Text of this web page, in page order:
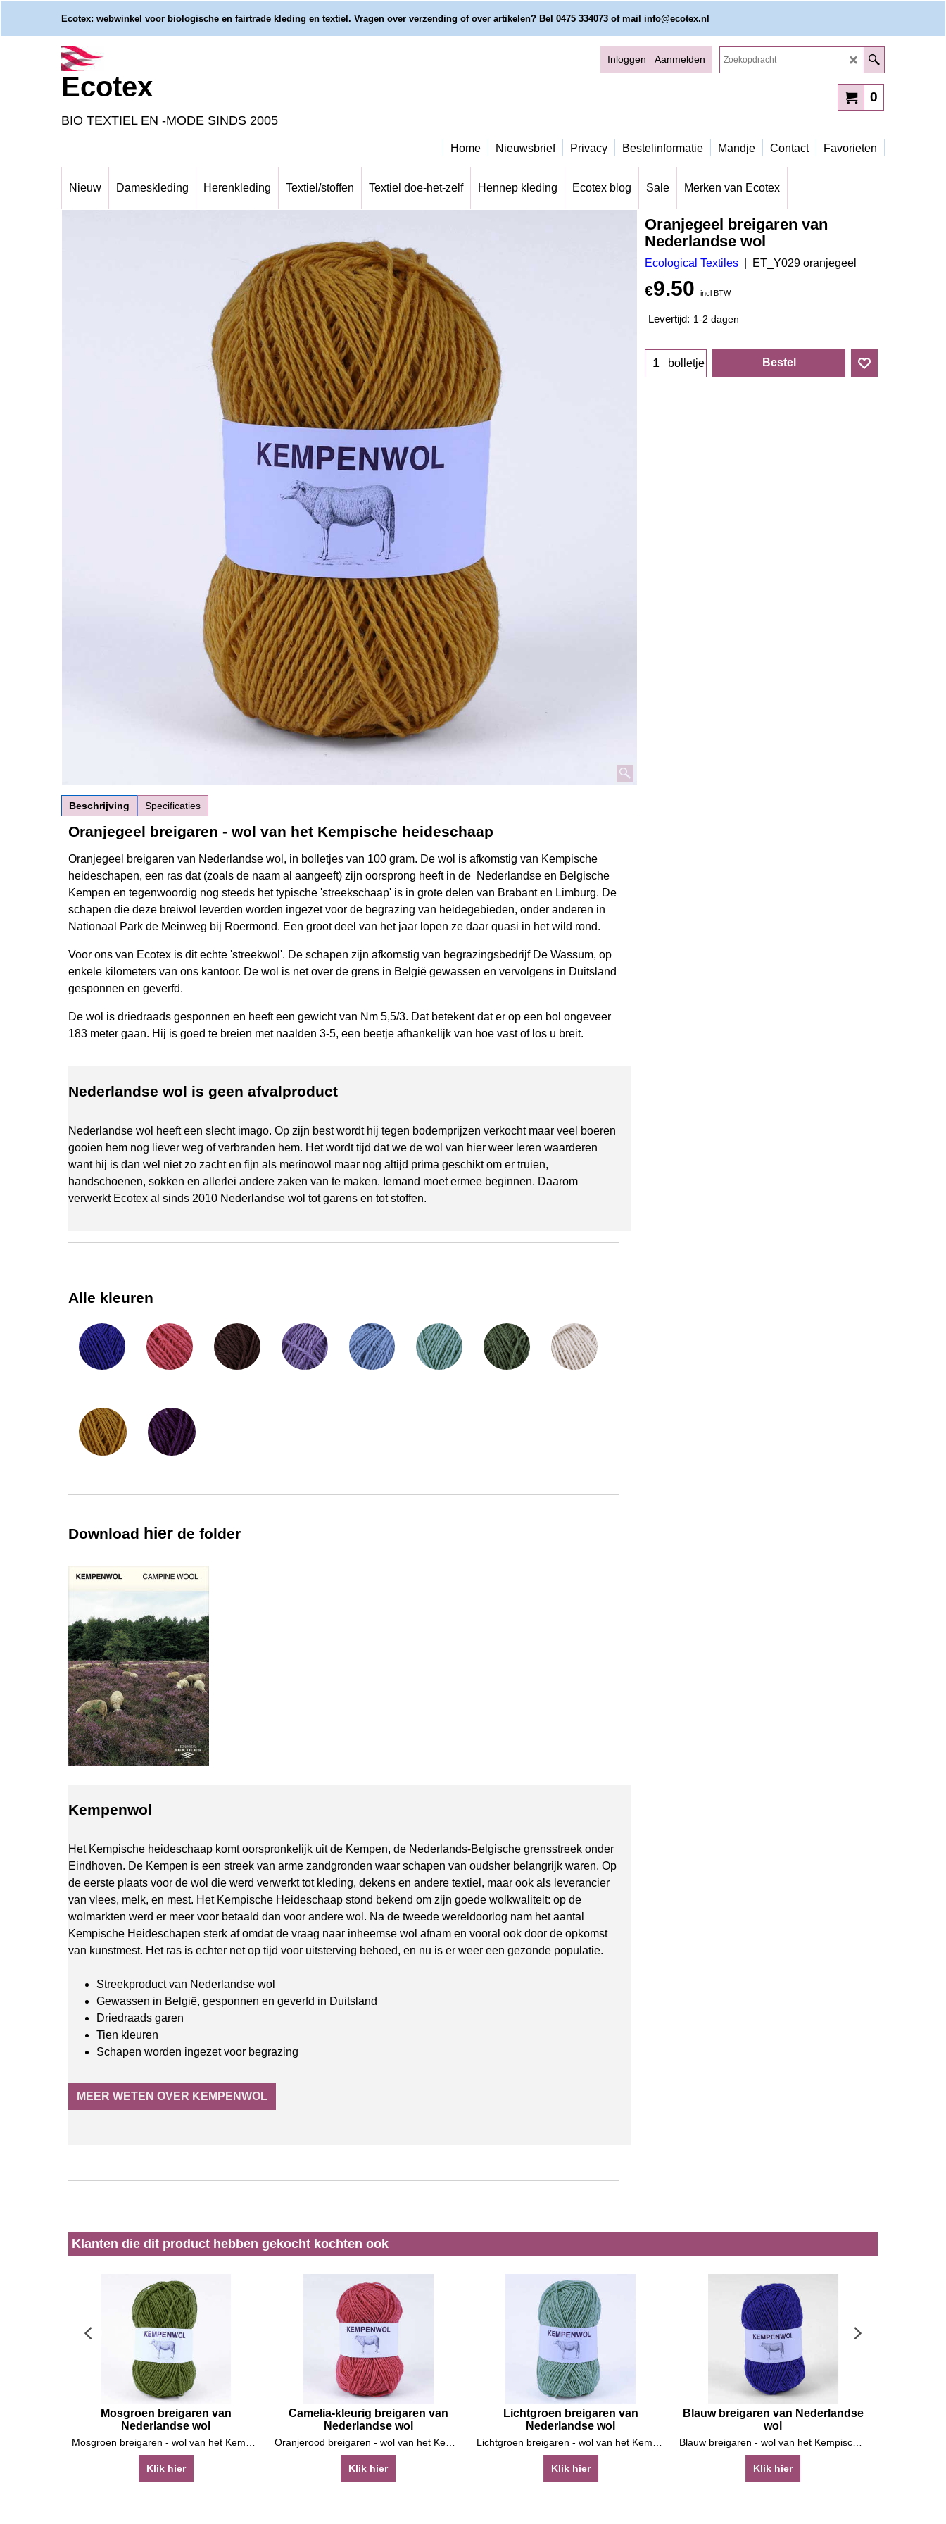
Ecotex: webwinkel voor biologische en fairtrade kleding en textiel. Vragen over verzending of over artikelen? Bel 0475 334073 of mail info@ecotex.nl
Ecotex
BIO TEXTIEL EN -MODE SINDS 2005
Inloggen Aanmelden
0
Home Nieuwsbrief Privacy Bestelinformatie Mandje Contact Favorieten
Nieuw Dameskleding Herenkleding Textiel/stoffen Textiel doe-het-zelf Hennep kleding Ecotex blog Sale Merken van Ecotex
Oranjegeel breigaren van
Nederlandse wol
Ecological Textiles ET_Y029 oranjegeel
€9.50 incl BTW
Levertijd: 1-2 dagen
bolletje Bestel
Beschrijving Specificaties
Oranjegeel breigaren - wol van het Kempische heideschaap
Oranjegeel breigaren van Nederlandse wol, in bolletjes van 100 gram. De wol is afkomstig van Kempische
heideschapen, een ras dat (zoals de naam al aangeeft) zijn oorsprong heeft in de Nederlandse en Belgische
Kempen en tegenwoordig nog steeds het typische 'streekschaap' is in grote delen van Brabant en Limburg. De
schapen die deze breiwol leverden worden ingezet voor de begrazing van heidegebieden, onder anderen in
Nationaal Park de Meinweg bij Roermond. Een groot deel van het jaar lopen ze daar quasi in het wild rond.
Voor ons van Ecotex is dit echte 'streekwol'. De schapen zijn afkomstig van begrazingsbedrijf De Wassum, op
enkele kilometers van ons kantoor. De wol is net over de grens in België gewassen en vervolgens in Duitsland
gesponnen en geverfd.
De wol is driedraads gesponnen en heeft een gewicht van Nm 5,5/3. Dat betekent dat er op een bol ongeveer
183 meter gaan. Hij is goed te breien met naalden 3-5, een beetje afhankelijk van hoe vast of los u breit.
Nederlandse wol is geen afvalproduct
Nederlandse wol heeft een slecht imago. Op zijn best wordt hij tegen bodemprijzen verkocht maar veel boeren
gooien hem nog liever weg of verbranden hem. Het wordt tijd dat we de wol van hier weer leren waarderen
want hij is dan wel niet zo zacht en fijn als merinowol maar nog altijd prima geschikt om er truien,
handschoenen, sokken en allerlei andere zaken van te maken. Iemand moet ermee beginnen. Daarom
verwerkt Ecotex al sinds 2010 Nederlandse wol tot garens en tot stoffen.
Alle kleuren
Download hier de folder
Kempenwol
Het Kempische heideschaap komt oorspronkelijk uit de Kempen, de Nederlands-Belgische grensstreek onder
Eindhoven. De Kempen is een streek van arme zandgronden waar schapen van oudsher belangrijk waren. Op
de eerste plaats voor de wol die werd verwerkt tot kleding, dekens en andere textiel, maar ook als leverancier
van vlees, melk, en mest. Het Kempische Heideschaap stond bekend om zijn goede wolkwaliteit: op de
wolmarkten werd er meer voor betaald dan voor andere wol. Na de tweede wereldoorlog nam het aantal
Kempische Heideschapen sterk af omdat de vraag naar inheemse wol afnam en vooral ook door de opkomst
van kunstmest. Het ras is echter net op tijd voor uitsterving behoed, en nu is er weer een gezonde populatie.
Streekproduct van Nederlandse wol
Gewassen in België, gesponnen en geverfd in Duitsland
Driedraads garen
Tien kleuren
Schapen worden ingezet voor begrazing
MEER WETEN OVER KEMPENWOL
Klanten die dit product hebben gekocht kochten ook
Mosgroen breigaren van
Nederlandse wol
Klik hier
Camelia-kleurig breigaren van
Nederlandse wol
Oranjerood breigaren - wol van het Kempische heideschaap
Klik hier
Lichtgroen breigaren van
Nederlandse wol
Klik hier
Blauw breigaren van Nederlandse
wol
Blauw breigaren - wol van het Kempische heideschaap
Klik hier